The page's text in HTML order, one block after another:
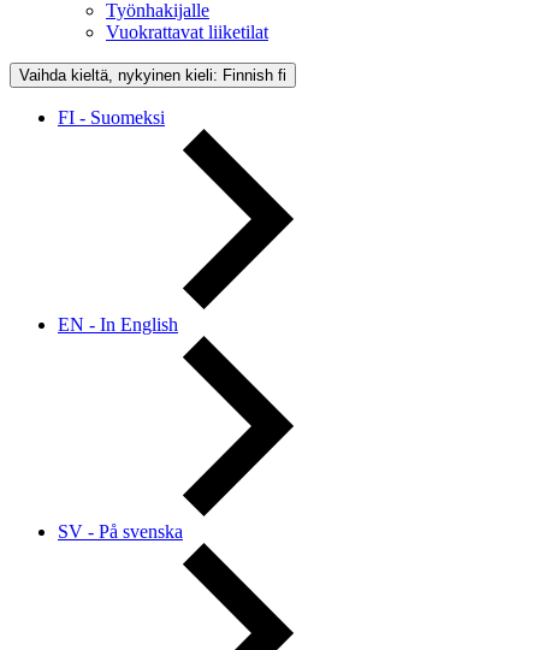
Työnhakijalle
Vuokrattavat liiketilat
Vaihda kieltä, nykyinen kieli: Finnish fi
FI - Suomeksi
EN - In English
SV - På svenska